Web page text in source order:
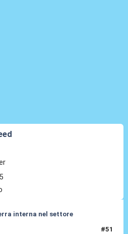
interna nel settore
#51